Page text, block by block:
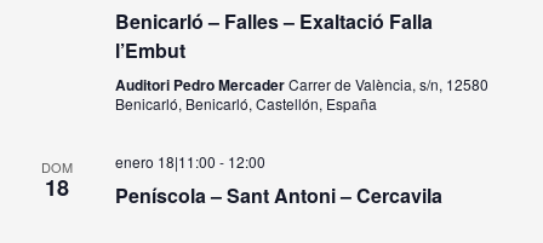
Benicarló – Falles – Exaltació Falla
l’Embut
Auditori Pedro MercaderCarrer de València, s/n, 12580
Benicarló, Benicarló, Castellón, España
DOM
18
enero 18|11:00 - 12:00
Peníscola – Sant Antoni – Cercavila